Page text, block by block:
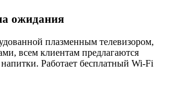
ожидания
плазменным телевизором,
всем клиентам предлагаются
Работает бесплатный Wi-Fi